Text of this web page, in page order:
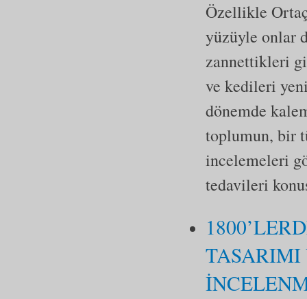
Özellikle
yüzüyle onlar
zannettikleri
ve kedileri
dönemde
toplumun, bir
incelemeleri
tedavileri
TASARIMI